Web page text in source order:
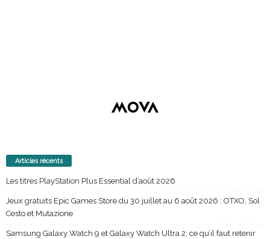
Articles récents
Les titres PlayStation Plus Essential d’août 2026
Jeux gratuits Epic Games Store du 30 juillet au 6 août 2026 : OTXO, Sol
Cesto et Mutazione
Samsung Galaxy Watch 9 et Galaxy Watch Ultra 2, ce qu’il faut retenir